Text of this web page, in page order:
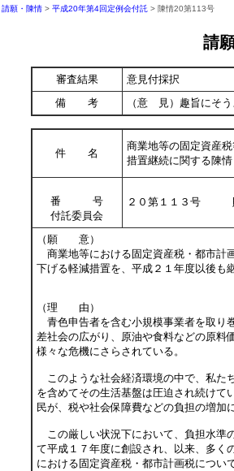
請願・陳情 > 平成20年第4回定例会付託 > 陳情20第113号
請
審査結果
意見付採択
備 考
（意 見）趣旨にそ
件 名
商業地等の固定資産
措置継続に関する陳情
番 号
付託委員会
２０第１１３
（願 意）
商業地等における固定資産税・都市計
下げる軽減措置を、平成２１年度以後も
（理 由）
青色申告者を含む小規模事業者を取り
差社会の広がり、原油や食料などの原料
様々な危機にさらされている。
このような社会経済環境の中で、私た
を含めてその生活基盤は圧迫され続けて
民が、税や社会保障費などの負担の増加
この厳しい状況下において、負担水準
て平成１７年度に創設され、以来、多く
における固定資産税・都市計画税につい